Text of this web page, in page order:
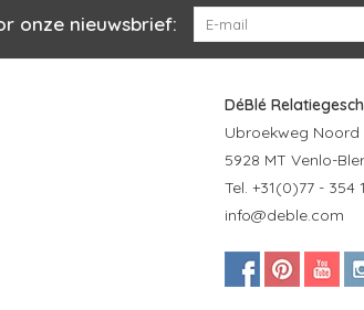
onze nieuwsbrief:
DéBlé
Ubroekweg Noord
5928 MT Venlo-
Tel. +31(0)77 - 354
info@deble.com